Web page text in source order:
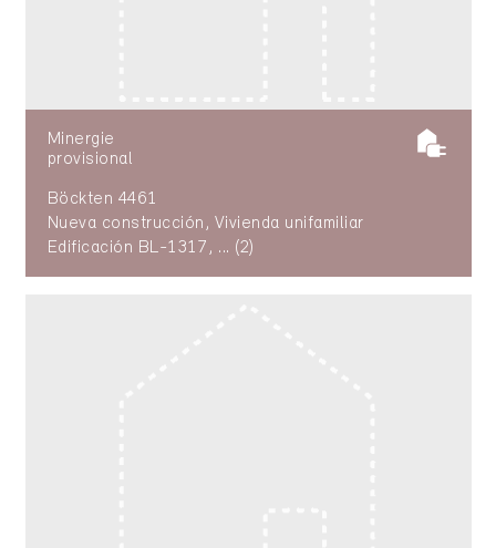
Minergie
provisional
Böckten 4461
Nueva construcción, Vivienda unifamiliar
Edificación BL-1317, ... (2)